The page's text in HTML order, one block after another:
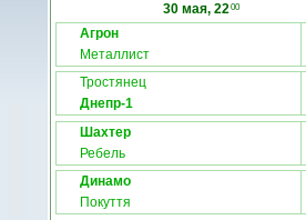
30 мая, 2200
Агрон
Металлист
Тростянец
Днепр-1
Шахтер
Ребель
Динамо
Покуття